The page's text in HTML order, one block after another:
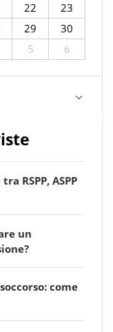
22
23
29
30
5 6
RSPP, ASPP
un
come